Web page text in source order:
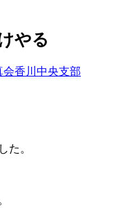
やる
会香川中央支部
た。